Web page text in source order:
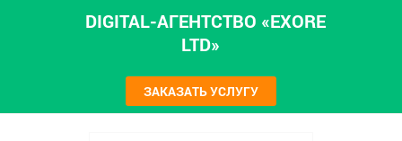
DIGITAL-АГЕНТСТВО «EXORE
LTD»
ЗАКАЗАТЬ УСЛУГУ